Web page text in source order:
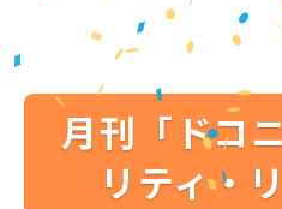
月刊「ドコ
リティ・